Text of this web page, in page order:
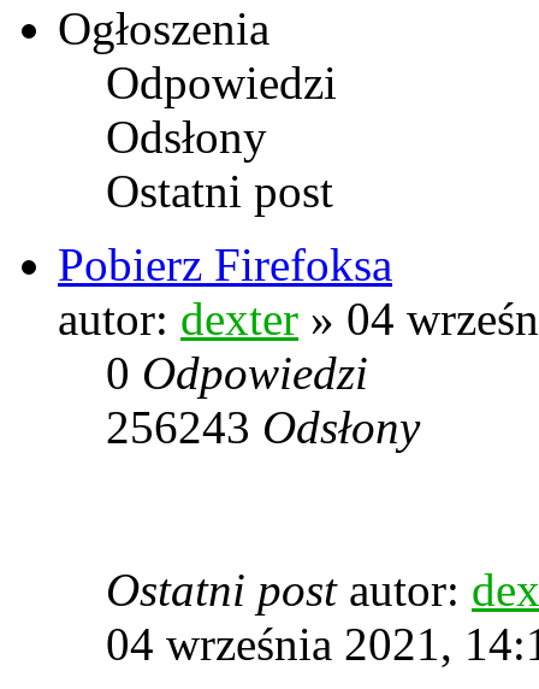
Ogłoszenia
Odpowiedzi
Odsłony
Ostatni post
Pobierz Firefoksa
autor: dexter » 04
0 Odpowiedzi
256243 Odsłony
Ostatni post autor:
04 września 2021,